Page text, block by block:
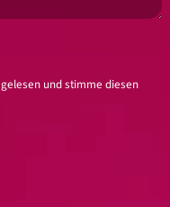
gelesen und stimme diesen